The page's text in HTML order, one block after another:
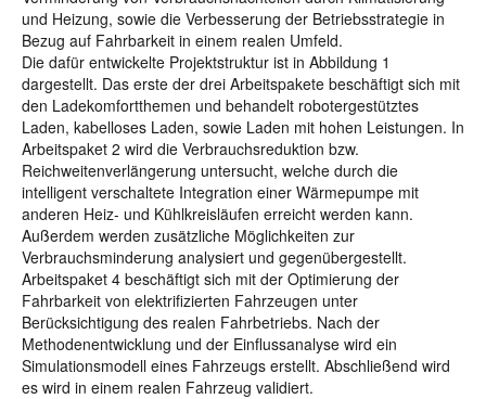
und Heizung, sowie die Verbesserung der Betriebsstrategie in
Bezug auf Fahrbarkeit in einem realen Umfeld.
Die dafür entwickelte Projektstruktur ist in Abbildung 1
dargestellt. Das erste der drei Arbeitspakete beschäftigt sich mit
den Ladekomfortthemen und behandelt robotergestütztes
Laden, kabelloses Laden, sowie Laden mit hohen Leistungen. In
Arbeitspaket 2 wird die Verbrauchsreduktion bzw.
Reichweitenverlängerung untersucht, welche durch die
intelligent verschaltete Integration einer Wärmepumpe mit
anderen Heiz- und Kühlkreisläufen erreicht werden kann.
Außerdem werden zusätzliche Möglichkeiten zur
Verbrauchsminderung analysiert und gegenübergestellt.
Arbeitspaket 4 beschäftigt sich mit der Optimierung der
Fahrbarkeit von elektrifizierten Fahrzeugen unter
Berücksichtigung des realen Fahrbetriebs. Nach der
Methodenentwicklung und der Einflussanalyse wird ein
Simulationsmodell eines Fahrzeugs erstellt. Abschließend wird
es wird in einem realen Fahrzeug validiert.